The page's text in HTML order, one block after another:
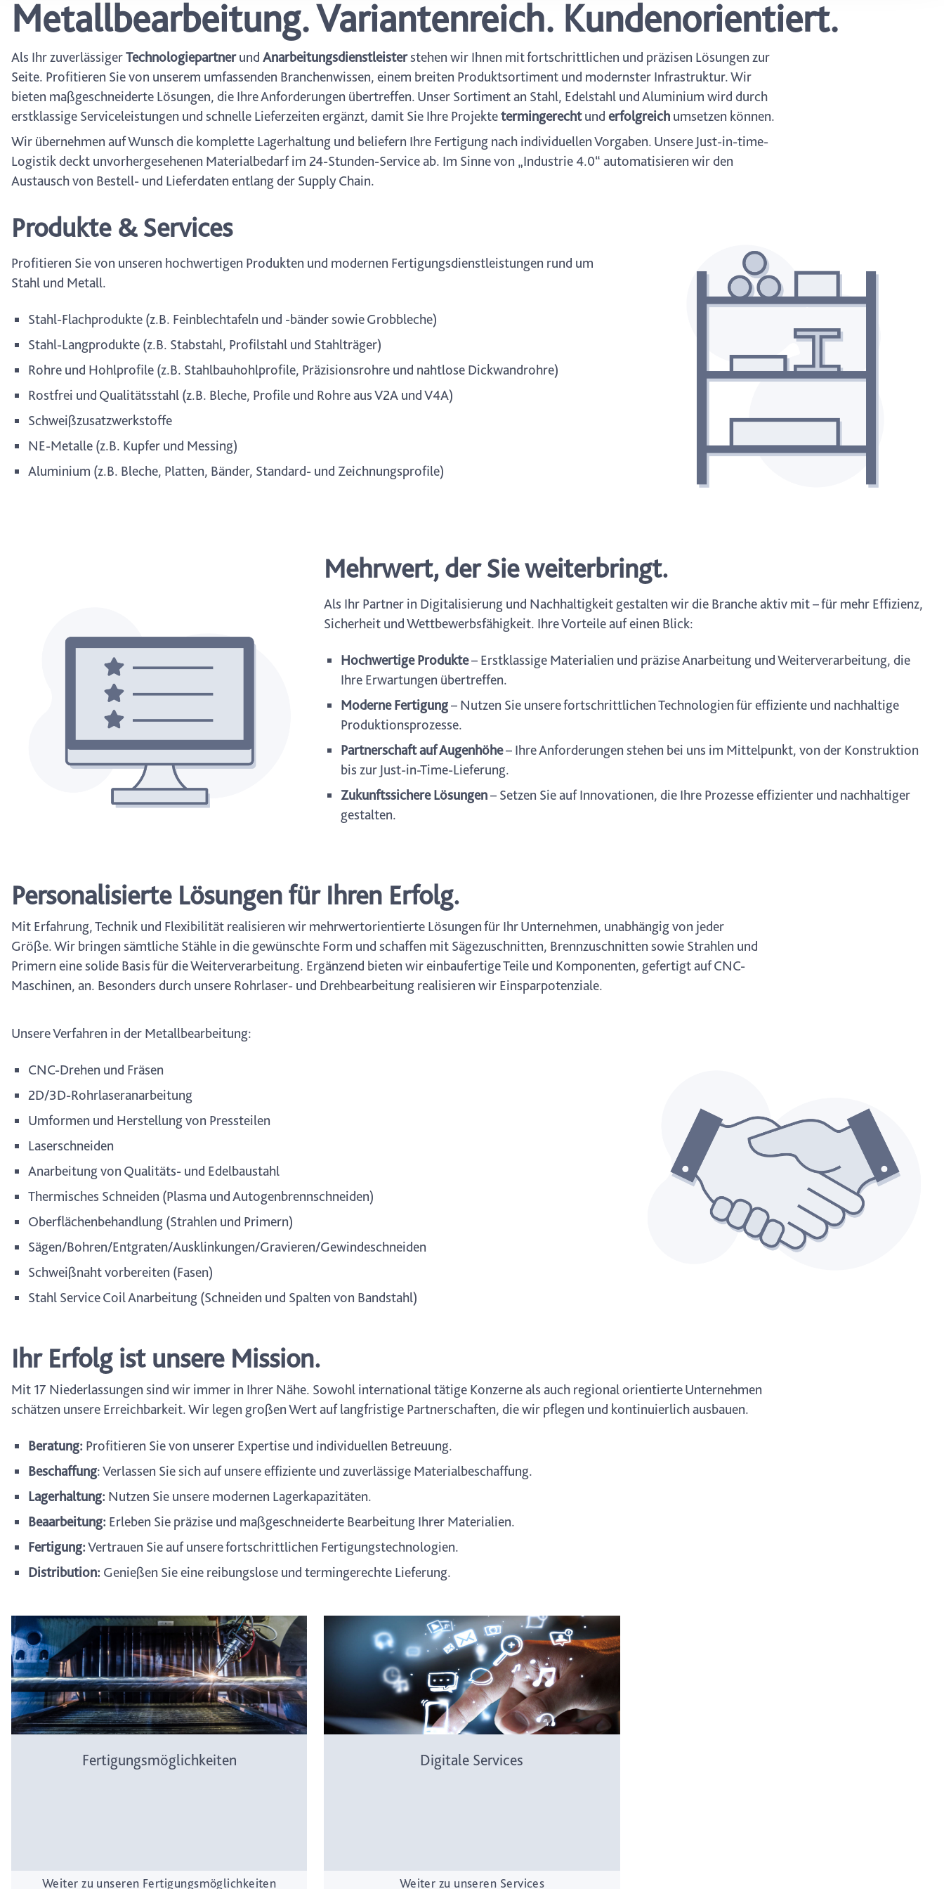
wählen, stehen Ihnen möglicherweise einige Funktionen der Website nicht mehr zur Verfügung. Sie
können Ihre Einwilligung jederzeit mit Wirkung für die Zukunft in unserer Datenschutzerklärung oder
durch Anklicken des Datenschutz-Symbols am Ende der Seite widerrufen.
Metallbearbeitung. Variantenreich. Kundenorientiert.
Als Ihr zuverlässigerTechnologiepartnerund Anarbeitungsdienstleisterstehen wir Ihnen mit fortschrittlichen und präzisen Lösungen zur
Seite. Profitieren Sie von unserem umfassenden Branchenwissen, einem breiten Produktsortiment und modernster Infrastruktur. Wir
bieten maßgeschneiderte Lösungen, die Ihre Anforderungen übertreffen. Unser Sortiment an Stahl, Edelstahl und Aluminium wird durch
erstklassige Serviceleistungen und schnelle Lieferzeiten ergänzt, damit Sie Ihre Projektetermingerechtund erfolgreich umsetzen können.
Wir übernehmen auf Wunsch die komplette Lagerhaltung und beliefern Ihre Fertigung nach individuellen Vorgaben. Unsere Just-in-time-
Logistik deckt unvorhergesehenen Materialbedarf im 24-Stunden-Service ab. Im Sinne von „Industrie 4.0“ automatisieren wir den
Austausch von Bestell- und Lieferdaten entlang der Supply Chain.
Produkte & Services
Profitieren Sie von unseren hochwertigen Produkten und modernen Fertigungsdienstleistungen rund um
Stahl und Metall.
Stahl-Flachprodukte (z.B. Feinblechtafeln und -bänder sowie Grobbleche)
Stahl-Langprodukte (z.B. Stabstahl, Profilstahl und Stahlträger)
Rohre und Hohlprofile (z.B. Stahlbauhohlprofile, Präzisionsrohre und nahtlose Dickwandrohre)
Rostfrei und Qualitätsstahl (z.B. Bleche, Profile und Rohre aus V2A und V4A)
Schweißzusatzwerkstoffe
NE-Metalle (z.B. Kupfer und Messing)
Aluminium (z.B. Bleche, Platten, Bänder, Standard- und Zeichnungsprofile)
Mehrwert, der Sie weiterbringt.
Als Ihr Partner in Digitalisierung und Nachhaltigkeit gestalten wir die Branche aktiv mit – für mehr Effizienz,
Sicherheit und Wettbewerbsfähigkeit. Ihre Vorteile auf einen Blick:
Hochwertige Produkte– Erstklassige Materialien und präzise Anarbeitung und Weiterverarbeitung, die
Ihre Erwartungen übertreffen.
Moderne Fertigung– Nutzen Sie unsere fortschrittlichen Technologien für effiziente und nachhaltige
Produktionsprozesse.
Partnerschaft auf Augenhöhe– Ihre Anforderungen stehen bei uns im Mittelpunkt, von der Konstruktion
bis zur Just-in-Time-Lieferung.
Zukunftssichere Lösungen– Setzen Sie auf Innovationen, die Ihre Prozesse effizienter und nachhaltiger
gestalten.
Personalisierte Lösungen für Ihren Erfolg.
Mit Erfahrung, Technik und Flexibilität realisieren wir mehrwertorientierte Lösungen für Ihr Unternehmen, unabhängig von jeder
Größe. Wir bringen sämtliche Stähle in die gewünschte Form und schaffen mit Sägezuschnitten, Brennzuschnitten sowie Strahlen und
Primern eine solide Basis für die Weiterverarbeitung. Ergänzend bieten wir einbaufertige Teile und Komponenten, gefertigt auf CNC-
Maschinen, an. Besonders durch unsere Rohrlaser- und Drehbearbeitung realisieren wir Einsparpotenziale.
Unsere Verfahren in der Metallbearbeitung:
CNC-Drehen und Fräsen
2D/3D-Rohrlaseranarbeitung
Umformen und Herstellung von Pressteilen
Laserschneiden
Anarbeitung von Qualitäts- und Edelbaustahl
Thermisches Schneiden (Plasma und Autogenbrennschneiden)
Oberflächenbehandlung (Strahlen und Primern)
Sägen/Bohren/Entgraten/Ausklinkungen/Gravieren/Gewindeschneiden
Schweißnaht vorbereiten (Fasen)
Stahl Service Coil Anarbeitung (Schneiden und Spalten von Bandstahl)
Ihr Erfolg ist unsere Mission.
Mit 17 Niederlassungen sind wir immer in Ihrer Nähe. Sowohl international tätige Konzerne als auch regional orientierte Unternehmen
schätzen unsere Erreichbarkeit. Wir legen großen Wert auf langfristige Partnerschaften, die wir pflegen und kontinuierlich ausbauen.
Beratung: Profitieren Sie von unserer Expertise und individuellen Betreuung.
Beschaffung: Verlassen Sie sich auf unsere effiziente und zuverlässige Materialbeschaffung.
Lagerhaltung: Nutzen Sie unsere modernen Lagerkapazitäten.
Beaarbeitung: Erleben Sie präzise und maßgeschneiderte Bearbeitung Ihrer Materialien.
Fertigung:Vertrauen Sie auf unsere fortschrittlichen Fertigungstechnologien.
Distribution: Genießen Sie eine reibungslose und termingerechte Lieferung.
Fertigungsmöglichkeiten
Weiter zu unseren Fertigungsmöglichkeiten
Digitale Services
Weiter zu unseren Services